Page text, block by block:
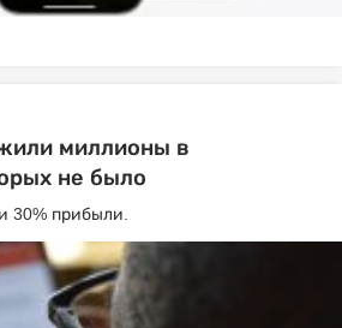
миллионы в
не было
30% прибыли.